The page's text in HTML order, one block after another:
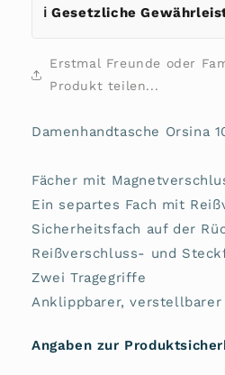
ℹ️ Gesetzliche
Erstmal Freunde oder
Produkt teilen...
Damenhandtasche Orsina
Fächer mit
Ein separtes Fach mit
Sicherheitsfach auf der
Reißverschluss- und
Zwei Tragegriffe
Anklippbarer,
Angaben zur